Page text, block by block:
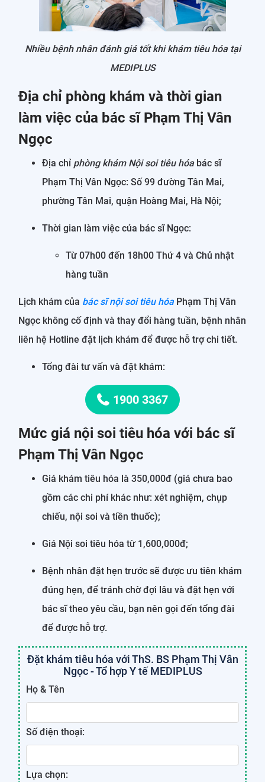
Nhiều bệnh nhân đánh giá tốt khi khám tiêu hóa tại
MEDIPLUS
Địa chỉ phòng khám và thời gian
làm việc của bác sĩ Phạm Thị Vân
Ngọc
Địa chỉ phòng khám Nội soi tiêu hóabác sĩ
Phạm Thị Vân Ngọc: Số 99 đường Tân Mai,
phường Tân Mai, quận Hoàng Mai, Hà Nội;
Thời gian làm việc của bác sĩ Ngọc:
Từ 07h00 đến 18h00 Thứ 4 và Chủ nhật
hàng tuần
Lịch khám của bác sĩ nội soi tiêu hóaPhạm Thị Vân
Ngọc không cố định và thay đổi hàng tuần, bệnh nhân
liên hệ Hotline đặt lịch khám để được hỗ trợ chi tiết.
Tổng đài tư vấn và đặt khám:
1900 3367
Mức giá nội soi tiêu hóa với bác sĩ
Phạm Thị Vân Ngọc
Giá khám tiêu hóa là 350,000đ (giá chưa bao
gồm các chi phí khác như: xét nghiệm, chụp
chiếu, nội soi và tiền thuốc);
Giá Nội soi tiêu hóa từ 1,600,000đ;
Bệnh nhân đặt hẹn trước sẽ được ưu tiên khám
đúng hẹn, để tránh chờ đợi lâu và đặt hẹn với
bác sĩ theo yêu cầu, bạn nên gọi đến tổng đài
để được hỗ trợ.
Đặt khám tiêu hóa với ThS. BS Phạm Thị Vân
Ngọc - Tổ hợp Y tế MEDIPLUS
Họ & Tên
Số điện thoại:
Lựa chọn: